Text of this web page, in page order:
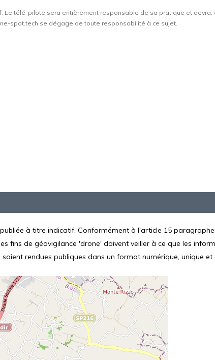
Le télé-pilote sera entièrement responsable de sa pratique et
spot.tech se dégage de toute responsabilité à ce sujet.
à titre indicatif. Conformément à l'article 15 paragraphe
fins de géovigilance 'drone' doivent veiller à ce que les
rendues publiques dans un format numérique, unique et